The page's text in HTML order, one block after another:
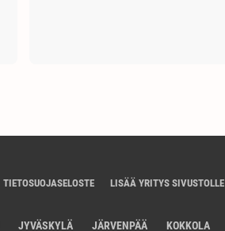
TIETOSUOJASELOSTE LISÄÄ YRITYS SIVUSTOLLE
JYVÄSKYLÄ JÄRVENPÄÄ KOKKOLA